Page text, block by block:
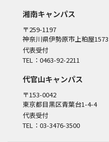
湘南キャンパス
〒259-1197
神奈川県伊勢原市上粕屋1573
代表受付
TEL：0463-92-2211
代官山キャンパス
〒153-0042
東京都目黒区青葉台1-4-4
代表受付
TEL：03-3476-3500